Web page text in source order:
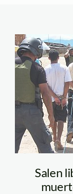
Salen